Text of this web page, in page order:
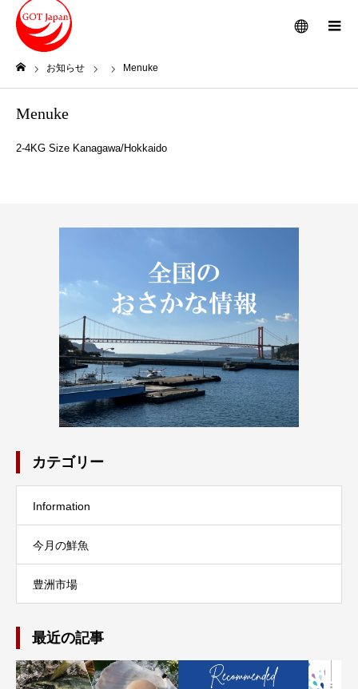
メニュー
お知らせ Menuke
Menuke
2-4KG Size Kanagawa/Hokkaido
カテゴリー
Information
今月の鮮魚
豊洲市場
最近の記事